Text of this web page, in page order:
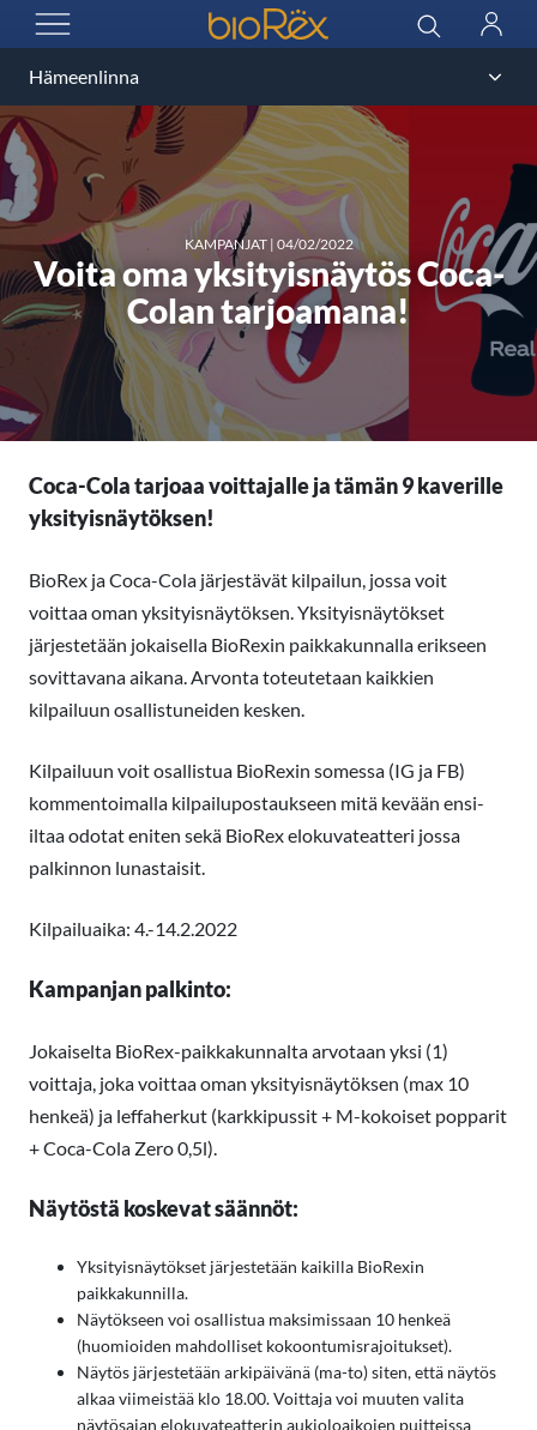
AVAA VALIKKO
BioRex Cinemas Haku
KAMPANJAT | 04/02/2022
Voita oma yksityisnäytös Coca-
Colan tarjoamana!
Coca-Cola tarjoaa voittajalle ja tämän 9 kaverille
yksityisnäytöksen!
BioRex ja Coca-Cola järjestävät kilpailun, jossa voit
voittaa oman yksityisnäytöksen. Yksityisnäytökset
järjestetään jokaisella BioRexin paikkakunnalla erikseen
sovittavana aikana. Arvonta toteutetaan kaikkien
kilpailuun osallistuneiden kesken.
Kilpailuun voit osallistua BioRexin somessa (IG ja FB)
kommentoimalla kilpailupostaukseen mitä kevään ensi-
iltaa odotat eniten sekä BioRex elokuvateatteri jossa
palkinnon lunastaisit.
Kilpailuaika: 4.-14.2.2022
Kampanjan palkinto:
Jokaiselta BioRex-paikkakunnalta arvotaan yksi (1)
voittaja, joka voittaa oman yksityisnäytöksen (max 10
henkeä) ja leffaherkut (karkkipussit + M-kokoiset popparit
+ Coca-Cola Zero 0,5l).
Näytöstä koskevat säännöt:
Yksityisnäytökset järjestetään kaikilla BioRexin
paikkakunnilla.
Näytökseen voi osallistua maksimissaan 10 henkeä
(huomioiden mahdolliset kokoontumisrajoitukset).
Näytös järjestetään arkipäivänä (ma-to) siten, että näytös
alkaa viimeistää klo 18.00. Voittaja voi muuten valita
näytösajan elokuvateatterin aukioloaikojen puitteissa